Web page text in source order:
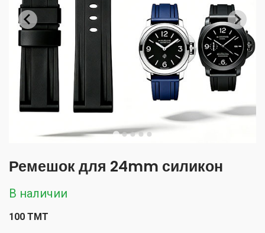
Ремешок для 24mm силикон
В наличии
100 TMT